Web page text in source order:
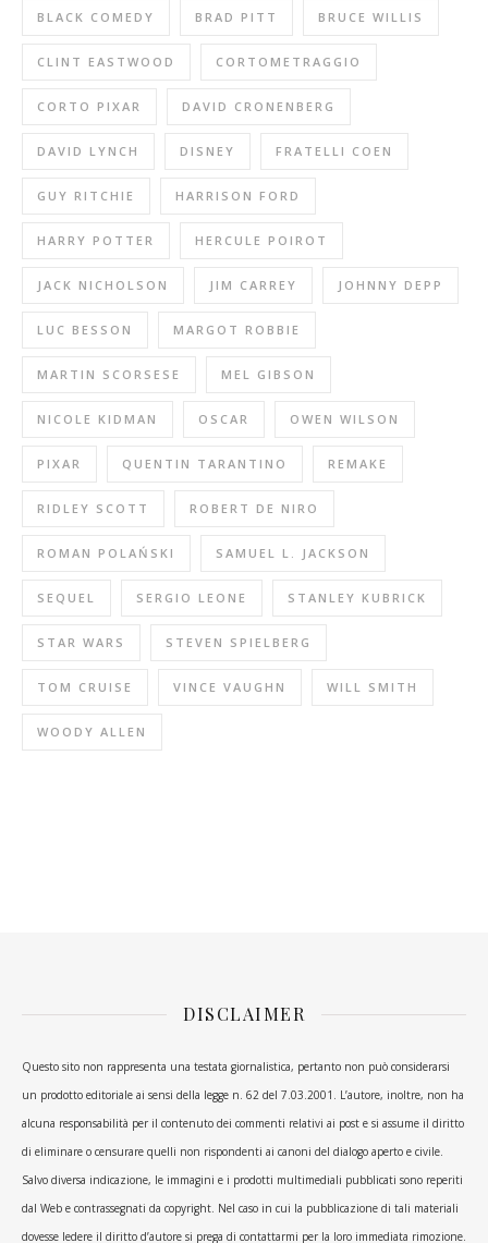
BLACK COMEDY BRAD PITT BRUCE WILLIS
CLINT EASTWOOD CORTOMETRAGGIO
CORTO PIXAR DAVID CRONENBERG
DAVID LYNCH DISNEY FRATELLI COEN
GUY RITCHIE HARRISON FORD
HARRY POTTER HERCULE POIROT
JACK NICHOLSON JIM CARREY JOHNNY DEPP
LUC BESSON MARGOT ROBBIE
MARTIN SCORSESE MEL GIBSON
NICOLE KIDMAN OSCAR OWEN WILSON
PIXAR QUENTIN TARANTINO REMAKE
RIDLEY SCOTT ROBERT DE NIRO
ROMAN POLAŃSKI SAMUEL L. JACKSON
SEQUEL SERGIO LEONE STANLEY KUBRICK
STAR WARS STEVEN SPIELBERG
TOM CRUISE VINCE VAUGHN WILL SMITH
WOODY ALLEN
DISCLAIMER
Questo sito non rappresenta una testata giornalistica, pertanto non può considerarsi
un prodotto editoriale ai sensi della legge n. 62 del 7.03.2001. L’autore, inoltre, non ha
alcuna responsabilità per il contenuto dei commenti relativi ai post e si assume il diritto
di eliminare o censurare quelli non rispondenti ai canoni del dialogo aperto e civile.
Salvo diversa indicazione, le immagini e i prodotti multimediali pubblicati sono reperiti
dal Web e contrassegnati da copyright. Nel caso in cui la pubblicazione di tali materiali
dovesse ledere il diritto d’autore si prega di contattarmi per la loro immediata rimozione.